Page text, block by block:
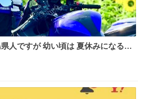
が楽しみでした 母の実家へ 1
ﾅﾆ
んな思い出の風景… ありますか？